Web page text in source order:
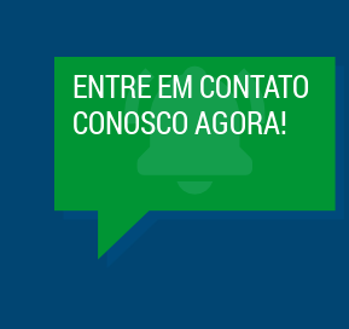
ENTRE EM CONTATO
CONOSCO AGORA!